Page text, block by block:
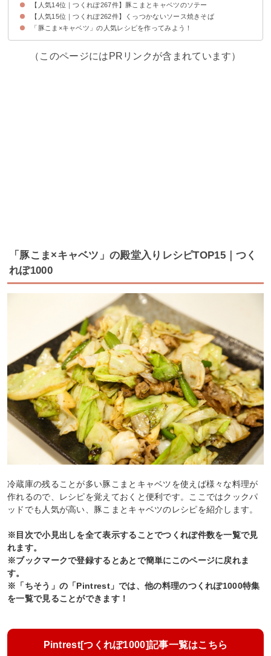
【人気14位｜つくれぽ267件】豚こまとキャベツのソテー
【人気15位｜つくれぽ262件】くっつかないソース焼きそば
「豚こま×キャベツ」の人気レシピを作ってみよう！
（このページにはPRリンクが含まれています）
「豚こま×キャベツ」の殿堂入りレシピTOP15｜つく
れぽ1000
冷蔵庫の残ることが多い豚こまとキャベツを使えば様々な料理が
作れるので、レシピを覚えておくと便利です。ここではクックパ
ッドでも人気が高い、豚こまとキャベツのレシピを紹介します。
※目次で小見出しを全て表示することでつくれぽ件数を一覧で見
れます。
※ブックマークで登録するとあとで簡単にこのページに戻れま
す。
※「ちそう」の「Pintrest」では、他の料理のつくれぽ1000特集
を一覧で見ることができます！
Pintrest[つくれぽ1000]記事一覧はこちら